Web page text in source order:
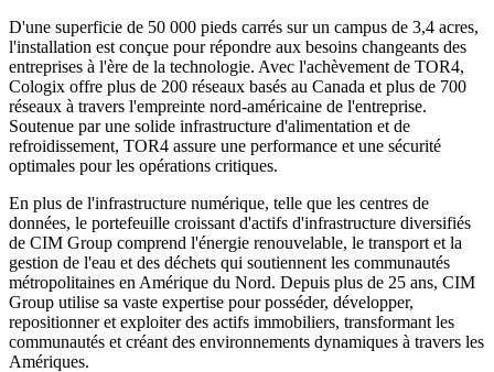
D'une superficie de 50 000 pieds carrés sur un campus de 3,4 acres,
l'installation est conçue pour répondre aux besoins changeants des
entreprises à l'ère de la technologie. Avec l'achèvement de TOR4,
Cologix offre plus de 200 réseaux basés au Canada et plus de 700
réseaux à travers l'empreinte nord-américaine de l'entreprise.
Soutenue par une solide infrastructure d'alimentation et de
refroidissement, TOR4 assure une performance et une sécurité
optimales pour les opérations critiques.
En plus de l'infrastructure numérique, telle que les centres de
données, le portefeuille croissant d'actifs d'infrastructure diversifiés
de CIM Group comprend l'énergie renouvelable, le transport et la
gestion de l'eau et des déchets qui soutiennent les communautés
métropolitaines en Amérique du Nord. Depuis plus de 25 ans, CIM
Group utilise sa vaste expertise pour posséder, développer,
repositionner et exploiter des actifs immobiliers, transformant les
communautés et créant des environnements dynamiques à travers les
Amériques.